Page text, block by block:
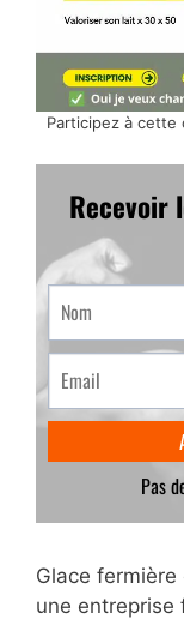
Participez à
Glace
une entreprise